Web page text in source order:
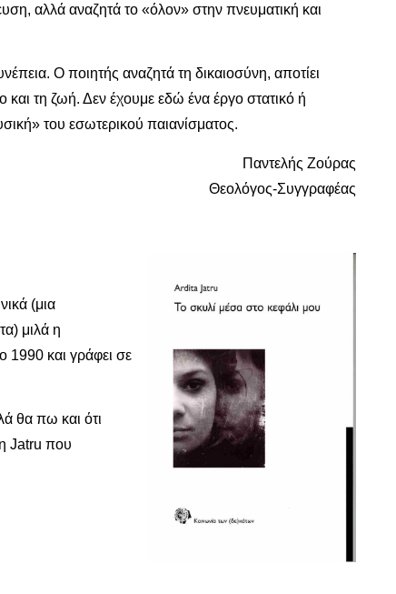
αλλά αναζητά το «όλον» στην πνευματική και
Ο ποιητής αναζητά τη δικαιοσύνη, αποτίει
και τη ζωή. Δεν έχουμε εδώ ένα έργο στατικό ή
του εσωτερικού παιανίσματος.
Παντελής Ζούρας
Θεολόγος-Συγγραφέας
(μια
μιλά η
1990 και γράφει σε
θα πω και ότι
η Jatru που